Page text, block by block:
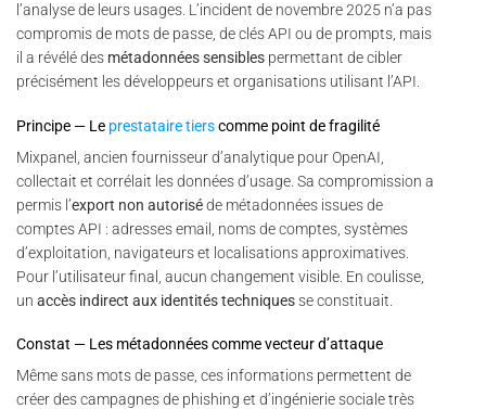
l’analyse de leurs usages. L’incident de novembre 2025 n’a pas
compromis de mots de passe, de clés API ou de prompts, mais
il a révélé des métadonnées sensibles permettant de cibler
précisément les développeurs et organisations utilisant l’API.
Principe — Le prestataire tierscomme point de fragilité
Mixpanel, ancien fournisseur d’analytique pour OpenAI,
collectait et corrélait les données d’usage. Sa compromission a
permis l’export non autoriséde métadonnées issues de
comptes API : adresses email, noms de comptes, systèmes
d’exploitation, navigateurs et localisations approximatives.
Pour l’utilisateur final, aucun changement visible. En coulisse,
un accès indirect aux identités techniquesse constituait.
Constat — Les métadonnées comme vecteur d’attaque
Même sans mots de passe, ces informations permettent de
créer des campagnes de phishing et d’ingénierie sociale très